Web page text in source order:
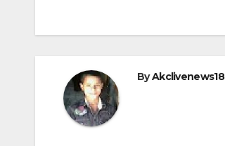
ByAkclivenews18